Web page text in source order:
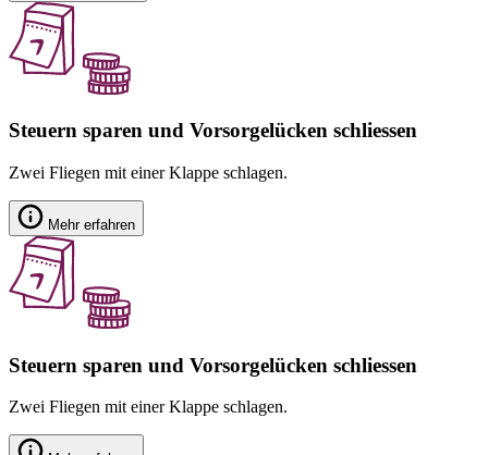
Steuern sparen und Vorsorgelücken schliessen
Zwei Fliegen mit einer Klappe schlagen.
Mehr erfahren
Steuern sparen und Vorsorgelücken schliessen
Zwei Fliegen mit einer Klappe schlagen.